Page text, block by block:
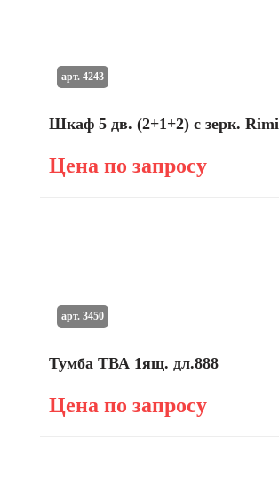
Шкаф 5 дв. (2+1+2) с зерк.
Цена по запросу
арт. 4243
Тумба ТВА 1ящ. дл.888
Цена по запросу
арт. 3450